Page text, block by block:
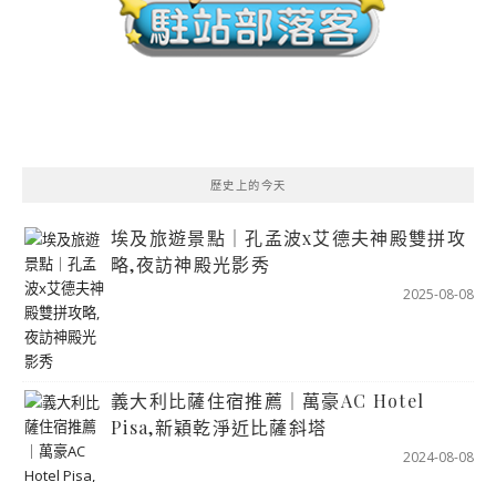
歷史上的今天
埃及旅遊景點｜孔孟波x艾德夫神殿雙拼攻
略,夜訪神殿光影秀
2025-08-08
義大利比薩住宿推薦｜萬豪AC Hotel
Pisa,新穎乾淨近比薩斜塔
2024-08-08